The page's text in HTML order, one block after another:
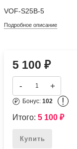
VOF-S25B-5
Подробное описание
5 100₽
- +
Бонус:102 !
Итого:5 100₽
Купить